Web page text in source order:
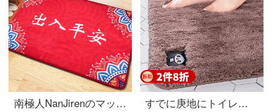
南極人NanJirenのマットドアの中に家用フロアマットを敷いて家用吸水滑り止めマット60*90 cm出入平安です。
すでに庚地にトイレの浴室の入り口に吸水マットを敷いています。家庭用浴室の吸水マットです。